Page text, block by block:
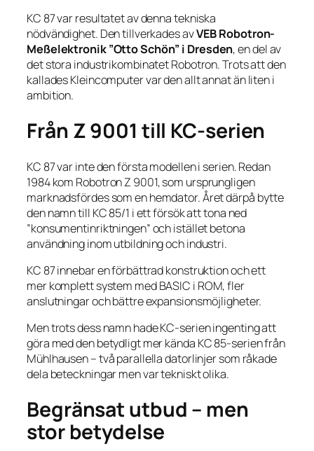
KC 87 var resultatet av denna tekniska
nödvändighet. Den tillverkades avVEB Robotron-
Meßelektronik ”Otto Schön” i Dresden, en del av
det stora industrikombinatet Robotron. Trots att den
kalladesKleincomputervar den allt annat än liten i
ambition.
Från Z 9001 till KC-serien
KC 87 var inte den första modellen i serien. Redan
1984 kom Robotron Z 9001, som ursprungligen
marknadsfördes som en hemdator. Året därpå bytte
den namn till KC 85/1 i ett försök att tona ned
”konsumentinriktningen” och istället betona
användning inom utbildning och industri.
KC 87 innebar en förbättrad konstruktion och ett
mer komplett system med BASIC i ROM, fler
anslutningar och bättre expansionsmöjligheter.
Men trots dess namn hade KC-serien ingenting att
göra med den betydligt mer kända KC 85-serien från
Mühlhausen – två parallella datorlinjer som råkade
dela beteckningar men var tekniskt olika.
Begränsat utbud – men
stor betydelse